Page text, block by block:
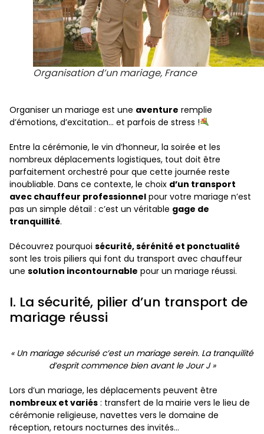
Organisation d’un mariage, France
Organiser un mariage est une aventure remplie
d’émotions, d’excitation… et parfois de stress !
Entre la cérémonie, le vin d’honneur, la soirée et les
nombreux déplacements logistiques, tout doit être
parfaitement orchestré pour que cette journée reste
inoubliable. Dans ce contexte, le choix d’un transport
avec chauffeur professionnel pour votre mariage n’est
pas un simple détail : c’est un véritable gage de
tranquillité.
Découvrez pourquoi sécurité, sérénité et ponctualité
sont les trois piliers qui font du transport avec chauffeur
une solution incontournable pour un mariage réussi.
I. La sécurité, pilier d’un transport de
mariage réussi
« Un mariage sécurisé c’est un mariage serein. La tranquilité
d’esprit commence bien avant le Jour J »
Lors d’un mariage, les déplacements peuvent être
nombreux et variés : transfert de la mairie vers le lieu de
cérémonie religieuse, navettes vers le domaine de
réception, retours nocturnes des invités…